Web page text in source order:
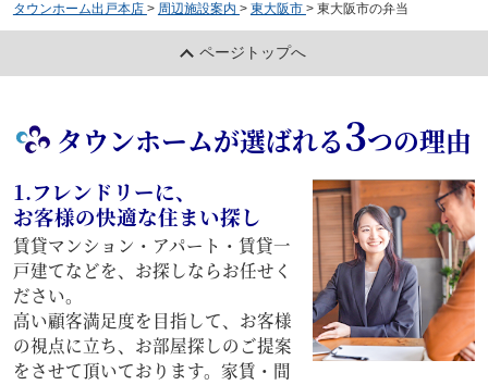
タウンホーム出戸本店 > 周辺施設案内 > 東大阪市 > 東大阪市の弁当
ページトップへ
タウンホームが選ばれる3つの理由
1.フレンドリーに、
お客様の快適な住まい探し
賃貸マンション・アパート・賃貸一
戸建てなどを、お探しならお任せく
ださい。
高い顧客満足度を目指して、お客様
の視点に立ち、お部屋探しのご提案
をさせて頂いております。家賃・間